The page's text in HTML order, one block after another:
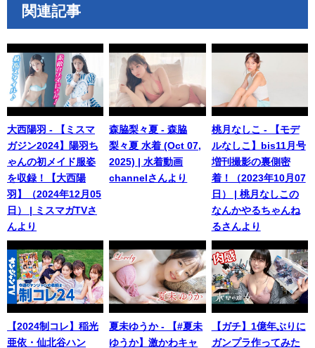
関連記事
大西陽羽 - 【ミスマ
ガジン2024】陽羽ち
ゃんの初メイド服姿
を収録！【大西陽
羽】（2024年12月05
日） | ミスマガTVさ
んより
森脇梨々夏 - 森脇
梨々夏 水着 (Oct 07,
2025) | 水着動画
channelさんより
桃月なしこ - 【モデ
ルなしこ】bis11月号
増刊撮影の裏側密
着！（2023年10月07
日） | 桃月なしこの
なんかやるちゃんね
るさんより
【2024制コレ】稲光
亜依・仙北谷ハン
夏未ゆうか - 【#夏未
ゆうか】激かわキャ
【ガチ】1億年ぶりに
ガンプラ作ってみた